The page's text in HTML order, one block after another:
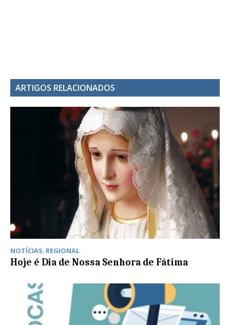
ARTIGOS RELACIONADOS
NOTÍCIAS, REGIONAL
Hoje é Dia de Nossa Senhora de Fátima